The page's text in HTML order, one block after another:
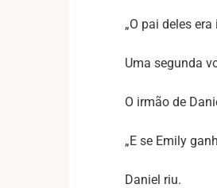
„O pai deles
Uma segunda
O irmão de
„E se Emily
Daniel riu.